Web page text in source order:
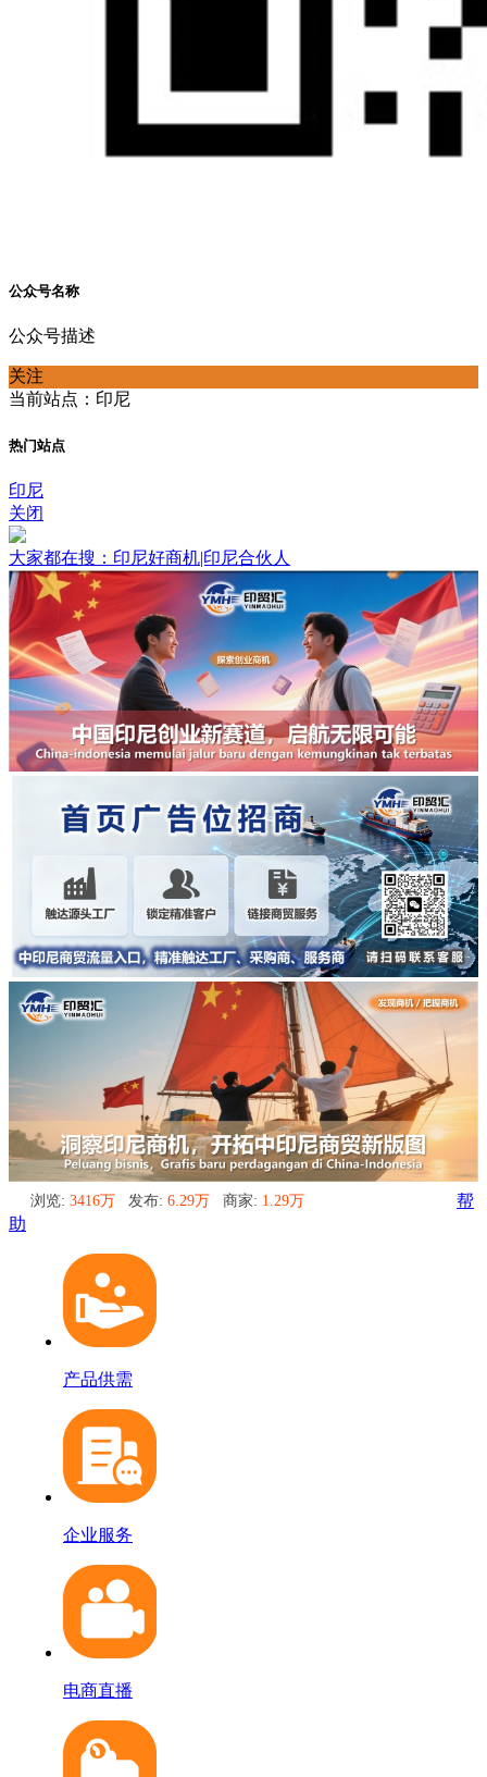
公众号名称
公众号描述
关注
当前站点：印尼
热门站点
印尼
关闭
大家都在搜：印尼好商机|印尼合伙人
浏览: 3416万 发布: 6.29万 商家: 1.29万
帮
助
产品供需
企业服务
电商直播